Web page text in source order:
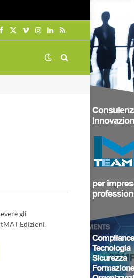
Facebook
X
VimeoInstagram
LinkedIn
RSS
gli
Edizioni.